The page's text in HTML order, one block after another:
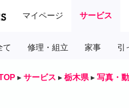
マイページ サービス
て 修理・組立 家事 引
▸ サービス ▸ 栃木県 ▸ 写真・